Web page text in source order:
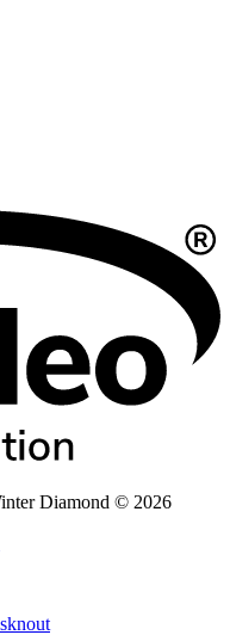
Diamond © 2026